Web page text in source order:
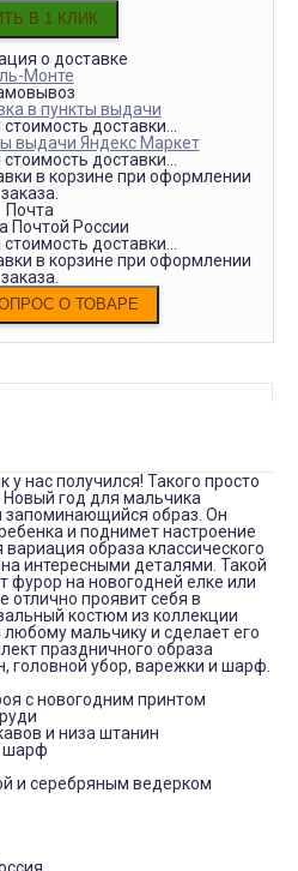
о доставке
Монте
в пункты выдачи
доставки...
выдачи Яндекс Маркет
доставки...
в корзине при оформлении
заказа.
Почта
Почтой России
доставки...
в корзине при оформлении
заказа.
нас получился! Такого просто
год для мальчика
запоминающийся образ. Он
и поднимет настроение
образа классического
интересными деталями. Такой
фурор на новогодней елке или
отлично проявит себя в
костюм из коллекции
любому мальчику и сделает его
праздничного образа
головной убор, варежки и шарф.
с новогодним принтом
и низа штанин
шарф
и серебряным ведерком